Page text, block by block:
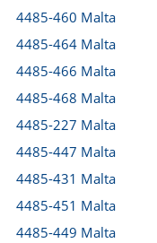
4485-460 Malta
4485-464 Malta
4485-466 Malta
4485-468 Malta
4485-227 Malta
4485-447 Malta
4485-431 Malta
4485-451 Malta
4485-449 Malta